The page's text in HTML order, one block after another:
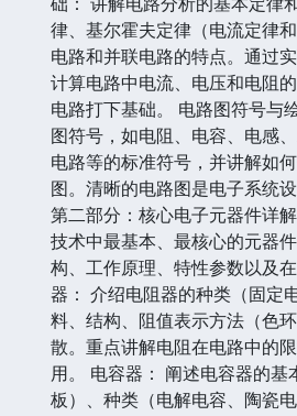
律、基尔霍夫定律（电流定律
电路和并联电路的特点。通过
计算电路中电流、电压和电阻
电路打下基础。 电路图符号与
图符号，如电阻、电容、电感
电路等的标准符号，并讲解如
图。清晰的电路图是电子系统
第二部分：核心电子元器件详
技术中最基本、最核心的元器
构、工作原理、特性参数以及
器： 介绍电阻器的种类（固定
料、结构、阻值表示方法（色
散。重点讲解电阻在电路中的
用。 电容器： 阐述电容器的基
板）、种类（电解电容、陶瓷